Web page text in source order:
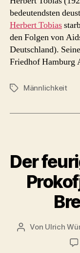
bedeutendsten
Herbert Tobias
den Folgen von
Deutschland).
Friedhof Hamburg
Schlagwörter
Männlichkeit
Der
Beitragsautor
Von Ulrich